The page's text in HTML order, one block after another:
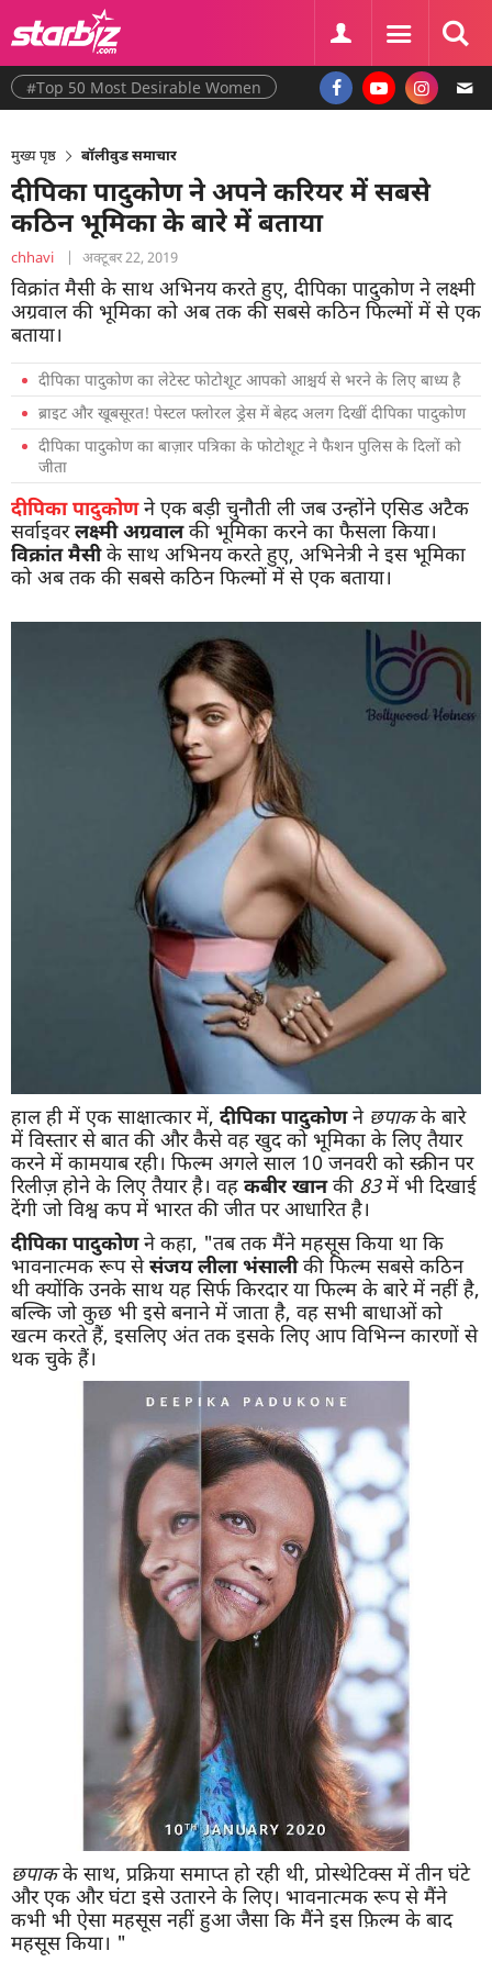
#Top 50 Most Desirable Women
मुख्य पृष्ठ बॉलीवुड समाचार
दीपिका पादुकोण ने अपने करियर में सबसे
कठिन भूमिका के बारे में बताया
chhavi | अक्टूबर 22, 2019
विक्रांत मैसी के साथ अभिनय करते हुए, दीपिका पादुकोण ने लक्ष्मी
अग्रवाल की भूमिका को अब तक की सबसे कठिन फिल्मों में से एक
बताया।
दीपिका पादुकोण का लेटेस्ट फोटोशूट आपको आश्चर्य से भरने के लिए बाध्य है
ब्राइट और खूबसूरत! पेस्टल फ्लोरल ड्रेस में बेहद अलग दिखीं दीपिका पादुकोण
दीपिका पादुकोण का बाज़ार पत्रिका के फोटोशूट ने फैशन पुलिस के दिलों को
जीता
दीपिका पादुकोणने एक बड़ी चुनौती ली जब उन्होंने एसिड अटैक
सर्वाइवरलक्ष्मी अग्रवालकी भूमिका करने का फैसला किया।
विक्रांत मैसीके साथ अभिनय करते हुए, अभिनेत्री ने इस भूमिका
को अब तक की सबसे कठिन फिल्मों में से एक बताया।
हाल ही में एक साक्षात्कार में, दीपिका पादुकोणने छपाकके बारे
में विस्तार से बात की और कैसे वह खुद को भूमिका के लिए तैयार
करने में कामयाब रही। फिल्म अगले साल 10 जनवरी को स्क्रीन पर
रिलीज़ होने के लिए तैयार है। वह कबीर खानकी 83में भी दिखाई
देंगी जो विश्व कप में भारत की जीत पर आधारित है।
दीपिका पादुकोणने कहा, "तब तक मैंने महसूस किया था कि
भावनात्मक रूप सेसंजय लीला भंसालीकी फिल्म सबसे कठिन
थी क्योंकि उनके साथ यह सिर्फ किरदार या फिल्म के बारे में नहीं है,
बल्कि जो कुछ भी इसे बनाने में जाता है, वह सभी बाधाओं को
खत्म करते हैं, इसलिए अंत तक इसके लिए आप विभिन्न कारणों से
थक चुके हैं।
छपाकके साथ, प्रक्रिया समाप्त हो रही थी, प्रोस्थेटिक्स में तीन घंटे
और एक और घंटा इसे उतारने के लिए। भावनात्मक रूप से मैंने
कभी भी ऐसा महसूस नहीं हुआ जैसा कि मैंने इस फ़िल्म के बाद
महसूस किया। "